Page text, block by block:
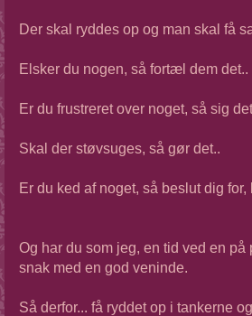
Der skal ryddes op og man skal få
Elsker du nogen, så fortæl dem det..
Er du frustreret over noget, så sig
Skal der støvsuges, så gør det..
Er du ked af noget, så beslut dig
Og har du som jeg, en tid ved en
snak med en god veninde.
Så derfor... få ryddet op i tankerne